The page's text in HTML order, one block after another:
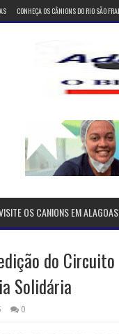
CONHEÇA OS CÂNIONS DO RIO SÃO
OS CANIONS EM
do
Solidária
0